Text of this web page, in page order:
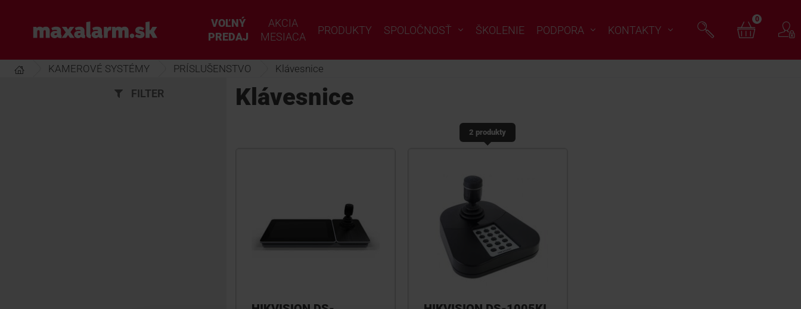
hlavnému
www.maxalarm.sk
VOĽNÝ
PREDAJ
AKCIA
MESIACA
PRODUKTY SPOLOČNOSŤ ŠKOLENIE PODPORA KONTAKTY
0
KAMEROVÉ SYSTÉMY PRÍSLUŠENSTVO Klávesnice
FILTER Klávesnice
2 produkty